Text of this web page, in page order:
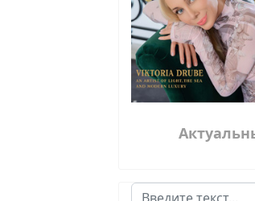
Поиск